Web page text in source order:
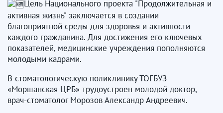
Цель Национального проекта "Продолжительная и
активная жизнь" заключается в создании
благоприятной среды для здоровья и активности
каждого гражданина. Для достижения его ключевых
показателей, медицинские учреждения пополняются
молодыми кадрами.
В стоматологическую поликлинику ТОГБУЗ
«Моршанская ЦРБ» трудоустроен молодой доктор,
врач-стоматолог Морозов Александр Андреевич.